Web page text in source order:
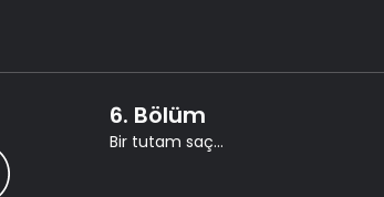
6. Bölüm
Bir tutam saç...